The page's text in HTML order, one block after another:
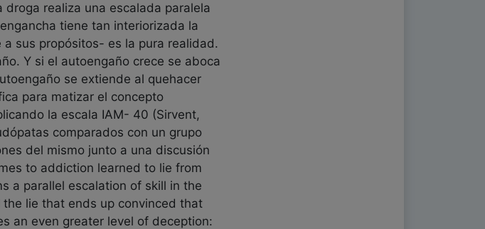
realiza una escalada paralela
tiene tan interiorizada la
sus propósitos- es la pura realidad.
Y si el autoengaño crece se aboca
se extiende al quehacer
para matizar el concepto
la escala IAM- 40 (Sirvent,
comparados con un grupo
del mismo junto a una discusión
to addiction learned to lie from
a parallel escalation of skill in the
lie that ends up convinced that
an even greater level of deception: